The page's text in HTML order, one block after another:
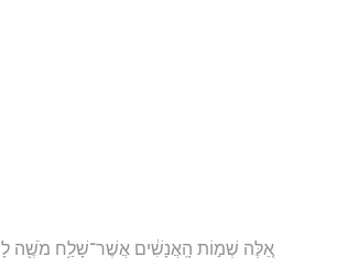
אֵ֚לֶּה שְׁמ֣וֹת הָֽאֲנָשִׁ֔ים אֲשֶׁר־שָׁלַ֥ח מֹשֶׁ֖ה